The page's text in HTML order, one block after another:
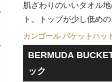
肌ざわりのいいタオル
ト。トップが少し低め
カンゴール バケットハッ
BERMUDA
ック